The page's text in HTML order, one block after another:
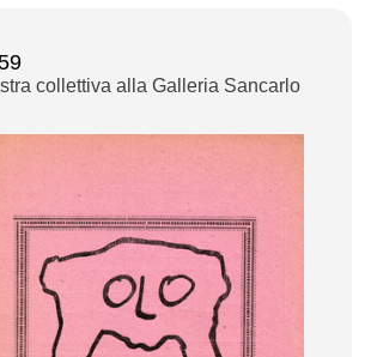
collettiva alla Galleria Sancarlo